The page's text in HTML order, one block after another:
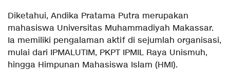
Diketahui, Andika Pratama Putra merupakan
mahasiswa Universitas Muhammadiyah Makassar.
Ia memiliki pengalaman aktif di sejumlah organisasi,
mulai dari IPMALUTIM, PKPT IPMIL Raya Unismuh,
hingga Himpunan Mahasiswa Islam (HMI).